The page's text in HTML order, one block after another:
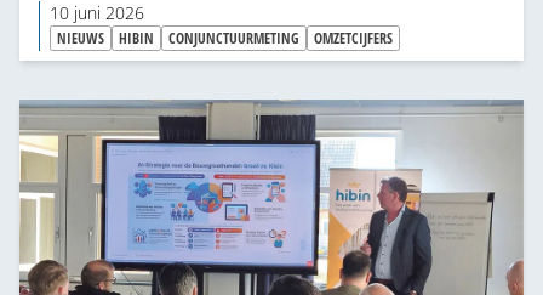
10 juni 2026
NIEUWS HIBIN CONJUNCTUURMETING OMZETCIJFERS